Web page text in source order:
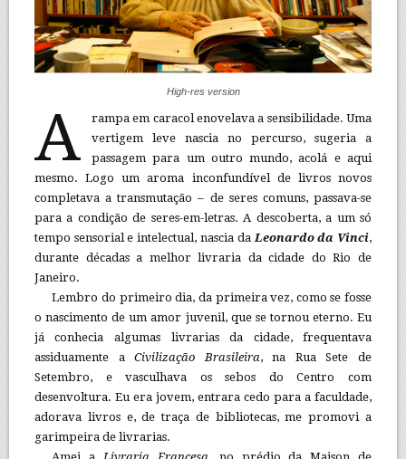
High-res version
A
rampa em caracol enovelava a sensibilidade. Uma
vertigem leve nascia no percurso, sugeria a
passagem para um outro mundo, acolá e aqui
mesmo. Logo um aroma inconfundível de livros novos
completava a transmutação – de seres comuns, passava-se
para a condição de seres-em-letras. A descoberta, a um só
tempo sensorial e intelectual, nascia daLeonardo da Vinci,
durante décadas a melhor livraria da cidade do Rio de
Janeiro.
Lembro do primeiro dia, da primeira vez, como se fosse
o nascimento de um amor juvenil, que se tornou eterno. Eu
já conhecia algumas livrarias da cidade, frequentava
assiduamente aCivilização Brasileira, na Rua Sete de
Setembro, e vasculhava os sebos do Centro com
desenvoltura. Eu era jovem, entrara cedo para a faculdade,
adorava livros e, de traça de bibliotecas, me promovi a
garimpeira de livrarias.